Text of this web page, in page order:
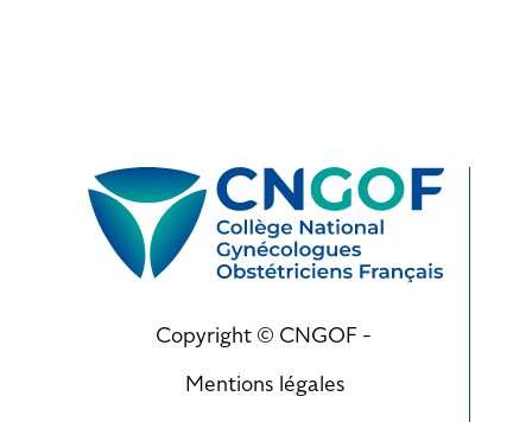
Copyright © CNGOF -
Mentions légales